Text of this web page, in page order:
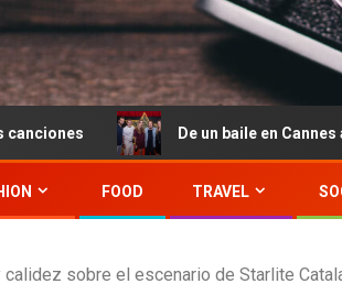
De un baile en Cannes a una noche
FOOD TRAVEL
sobre el escenario de Starlite